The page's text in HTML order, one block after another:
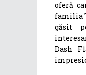
oferă
familia
găsit
Dash